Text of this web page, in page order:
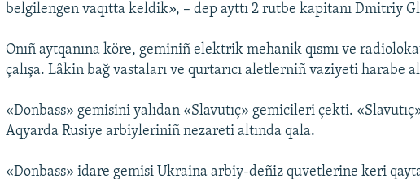
belgilengen vaqıtta keldik», – dep ayttı 2 rutbe kapitanı Dmitriy
Onıñ aytqanına köre, geminiñ elektrik mehanik qısmı ve
çalışa. Lâkin bağ vastaları ve qurtarıcı aletlerniñ vaziyeti harabe
«Donbass» gemisini yalıdan «Slavutıç» gemicileri çekti.
Aqyarda Rusiye arbiyleriniñ nezareti altında qala.
«Donbass» idare gemisi Ukraina arbiy-deñiz quvetlerine keri